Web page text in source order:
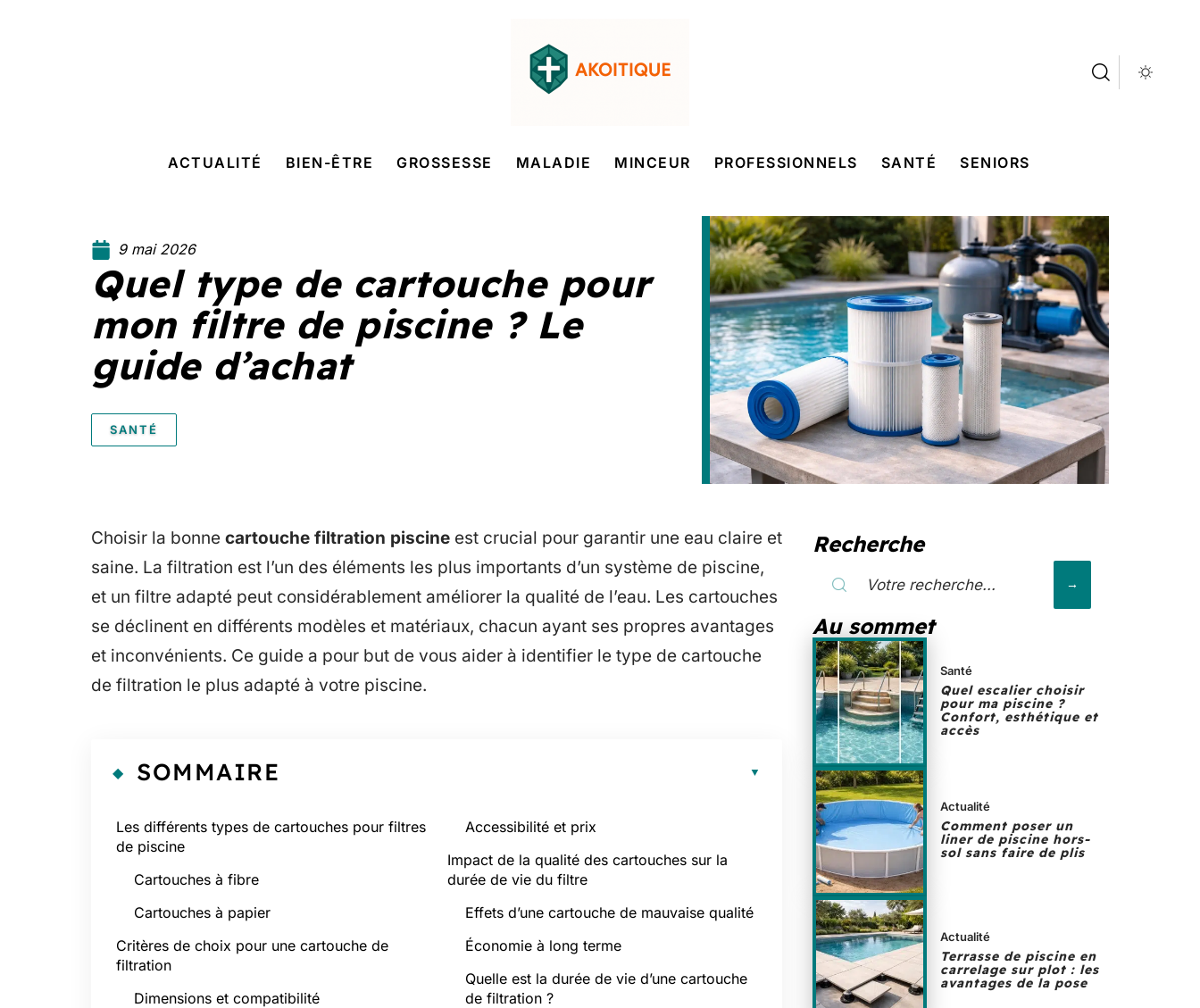
ACTUALITÉ BIEN-ÊTRE GROSSESSE MALADIE MINCEUR PROFESSIONNELS SANTÉ SENIORS
9 mai 2026
Quel type de cartouche pour
mon filtre de piscine ? Le
guide d’achat
SANTÉ
Choisir la bonne cartouche filtration piscine est crucial pour garantir une eau claire et
saine. La filtration est l’un des éléments les plus importants d’un système de piscine,
et un filtre adapté peut considérablement améliorer la qualité de l’eau. Les cartouches
se déclinent en différents modèles et matériaux, chacun ayant ses propres avantages
et inconvénients. Ce guide a pour but de vous aider à identifier le type de cartouche
de filtration le plus adapté à votre piscine.
SOMMAIRE
Les différents types de cartouches pour filtres
de piscine
Cartouches à fibre
Cartouches à papier
Critères de choix pour une cartouche de
filtration
Dimensions et compatibilité
Accessibilité et prix
Impact de la qualité des cartouches sur la
durée de vie du filtre
Effets d’une cartouche de mauvaise qualité
Économie à long terme
Quelle est la durée de vie d’une cartouche
de filtration ?
Recherche
Au sommet
Santé
Quel escalier choisir
pour ma piscine ?
Confort, esthétique et
accès
Actualité
Comment poser un
liner de piscine hors-
sol sans faire de plis
Actualité
Terrasse de piscine en
carrelage sur plot : les
avantages de la pose